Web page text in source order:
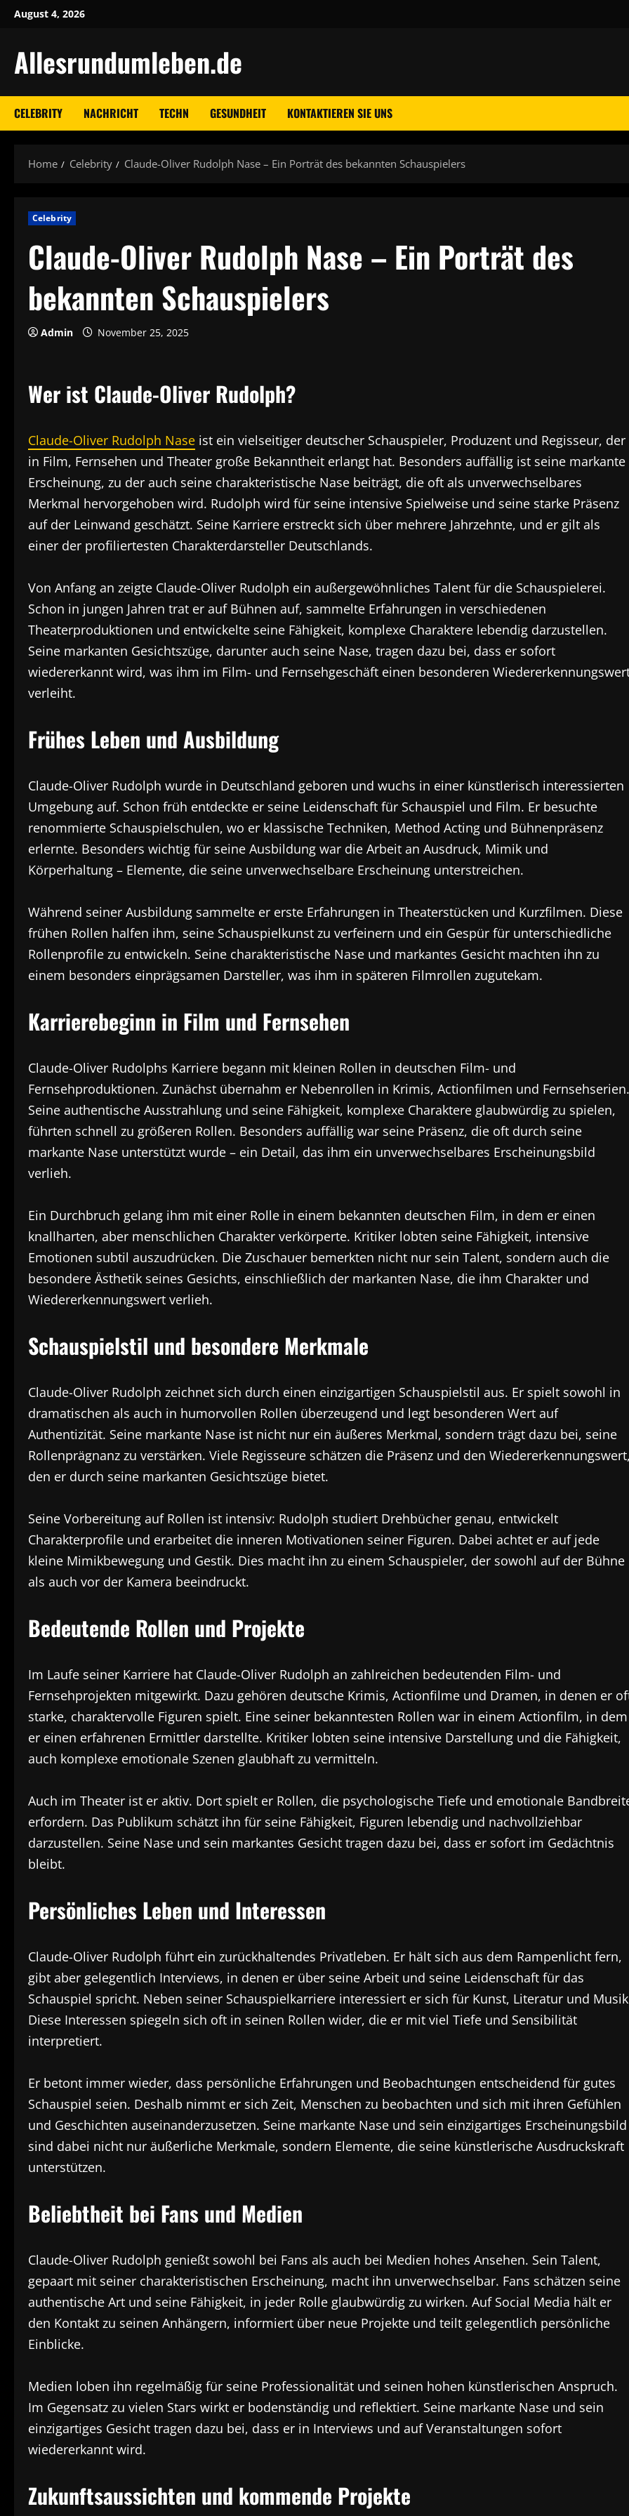
SkipAugust 4, 2026
Allesrundumleben.de
CELEBRITY NACHRICHT TECHN GESUNDHEIT KONTAKTIEREN SIE UNS
Home Celebrity Claude-Oliver Rudolph Nase – Ein Porträt des bekannten Schauspielers
Celebrity
Claude-Oliver Rudolph Nase – Ein Porträt des
bekannten Schauspielers
Admin November 25, 2025
Wer ist Claude-Oliver Rudolph?
Claude-Oliver Rudolph Nase ist ein vielseitiger deutscher Schauspieler, Produzent und Regisseur, der
in Film, Fernsehen und Theater große Bekanntheit erlangt hat. Besonders auffällig ist seine markante
Erscheinung, zu der auch seine charakteristische Nase beiträgt, die oft als unverwechselbares
Merkmal hervorgehoben wird. Rudolph wird für seine intensive Spielweise und seine starke Präsenz
auf der Leinwand geschätzt. Seine Karriere erstreckt sich über mehrere Jahrzehnte, und er gilt als
einer der profiliertesten Charakterdarsteller Deutschlands.
Von Anfang an zeigte Claude-Oliver Rudolph ein außergewöhnliches Talent für die Schauspielerei.
Schon in jungen Jahren trat er auf Bühnen auf, sammelte Erfahrungen in verschiedenen
Theaterproduktionen und entwickelte seine Fähigkeit, komplexe Charaktere lebendig darzustellen.
Seine markanten Gesichtszüge, darunter auch seine Nase, tragen dazu bei, dass er sofort
wiedererkannt wird, was ihm im Film- und Fernsehgeschäft einen besonderen
verleiht.
Frühes Leben und Ausbildung
Claude-Oliver Rudolph wurde in Deutschland geboren und wuchs in einer künstlerisch interessierten
Umgebung auf. Schon früh entdeckte er seine Leidenschaft für Schauspiel und Film. Er besuchte
renommierte Schauspielschulen, wo er klassische Techniken, Method Acting und Bühnenpräsenz
erlernte. Besonders wichtig für seine Ausbildung war die Arbeit an Ausdruck, Mimik und
Körperhaltung – Elemente, die seine unverwechselbare Erscheinung unterstreichen.
Während seiner Ausbildung sammelte er erste Erfahrungen in Theaterstücken und Kurzfilmen. Diese
frühen Rollen halfen ihm, seine Schauspielkunst zu verfeinern und ein Gespür für unterschiedliche
Rollenprofile zu entwickeln. Seine charakteristische Nase und markantes Gesicht machten ihn zu
einem besonders einprägsamen Darsteller, was ihm in späteren Filmrollen zugutekam.
Karrierebeginn in Film und Fernsehen
Claude-Oliver Rudolphs Karriere begann mit kleinen Rollen in deutschen Film- und
Fernsehproduktionen. Zunächst übernahm er Nebenrollen in Krimis, Actionfilmen und Fernsehserien.
Seine authentische Ausstrahlung und seine Fähigkeit, komplexe Charaktere glaubwürdig zu spielen,
führten schnell zu größeren Rollen. Besonders auffällig war seine Präsenz, die oft durch seine
markante Nase unterstützt wurde – ein Detail, das ihm ein unverwechselbares Erscheinungsbild
verlieh.
Ein Durchbruch gelang ihm mit einer Rolle in einem bekannten deutschen Film, in dem er einen
knallharten, aber menschlichen Charakter verkörperte. Kritiker lobten seine Fähigkeit, intensive
Emotionen subtil auszudrücken. Die Zuschauer bemerkten nicht nur sein Talent, sondern auch die
besondere Ästhetik seines Gesichts, einschließlich der markanten Nase, die ihm Charakter und
Wiedererkennungswert verlieh.
Schauspielstil und besondere Merkmale
Claude-Oliver Rudolph zeichnet sich durch einen einzigartigen Schauspielstil aus. Er spielt sowohl in
dramatischen als auch in humorvollen Rollen überzeugend und legt besonderen Wert auf
Authentizität. Seine markante Nase ist nicht nur ein äußeres Merkmal, sondern trägt dazu bei, seine
Rollenprägnanz zu verstärken. Viele Regisseure schätzen die Präsenz und den
den er durch seine markanten Gesichtszüge bietet.
Seine Vorbereitung auf Rollen ist intensiv: Rudolph studiert Drehbücher genau, entwickelt
Charakterprofile und erarbeitet die inneren Motivationen seiner Figuren. Dabei achtet er auf jede
kleine Mimikbewegung und Gestik. Dies macht ihn zu einem Schauspieler, der sowohl auf der Bühne
als auch vor der Kamera beeindruckt.
Bedeutende Rollen und Projekte
Im Laufe seiner Karriere hat Claude-Oliver Rudolph an zahlreichen bedeutenden Film- und
Fernsehprojekten mitgewirkt. Dazu gehören deutsche Krimis, Actionfilme und Dramen, in denen er
starke, charaktervolle Figuren spielt. Eine seiner bekanntesten Rollen war in einem Actionfilm, in dem
er einen erfahrenen Ermittler darstellte. Kritiker lobten seine intensive Darstellung und die Fähigkeit,
auch komplexe emotionale Szenen glaubhaft zu vermitteln.
Auch im Theater ist er aktiv. Dort spielt er Rollen, die psychologische Tiefe und emotionale
erfordern. Das Publikum schätzt ihn für seine Fähigkeit, Figuren lebendig und nachvollziehbar
darzustellen. Seine Nase und sein markantes Gesicht tragen dazu bei, dass er sofort im Gedächtnis
bleibt.
Persönliches Leben und Interessen
Claude-Oliver Rudolph führt ein zurückhaltendes Privatleben. Er hält sich aus dem Rampenlicht fern,
gibt aber gelegentlich Interviews, in denen er über seine Arbeit und seine Leidenschaft für das
Schauspiel spricht. Neben seiner Schauspielkarriere interessiert er sich für Kunst, Literatur und
Diese Interessen spiegeln sich oft in seinen Rollen wider, die er mit viel Tiefe und Sensibilität
interpretiert.
Er betont immer wieder, dass persönliche Erfahrungen und Beobachtungen entscheidend für gutes
Schauspiel seien. Deshalb nimmt er sich Zeit, Menschen zu beobachten und sich mit ihren Gefühlen
und Geschichten auseinanderzusetzen. Seine markante Nase und sein einzigartiges Erscheinungsbild
sind dabei nicht nur äußerliche Merkmale, sondern Elemente, die seine künstlerische Ausdruckskraft
unterstützen.
Beliebtheit bei Fans und Medien
Claude-Oliver Rudolph genießt sowohl bei Fans als auch bei Medien hohes Ansehen. Sein Talent,
gepaart mit seiner charakteristischen Erscheinung, macht ihn unverwechselbar. Fans schätzen seine
authentische Art und seine Fähigkeit, in jeder Rolle glaubwürdig zu wirken. Auf Social Media hält er
den Kontakt zu seinen Anhängern, informiert über neue Projekte und teilt gelegentlich persönliche
Einblicke.
Medien loben ihn regelmäßig für seine Professionalität und seinen hohen künstlerischen Anspruch.
Im Gegensatz zu vielen Stars wirkt er bodenständig und reflektiert. Seine markante Nase und sein
einzigartiges Gesicht tragen dazu bei, dass er in Interviews und auf Veranstaltungen sofort
wiedererkannt wird.
Zukunftsaussichten und kommende Projekte